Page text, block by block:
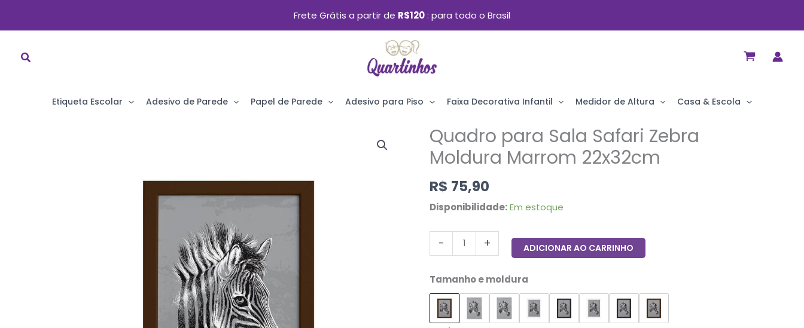
Ir
Frete Grátis a partir de R$120 para todo o Brasil
Etiqueta Escolar Adesivo de Parede Papel de Parede Adesivo para Piso Faixa Decorativa Infantil Medidor de Altura Casa & Escola
Quadro para Sala Safari Zebra
Moldura Marrom 22x32cm
R$ 75,90
Disponibilidade: Em estoque
-
Quadro
para
Safari
Zebra
Marrom
22x32cm
quantidade
+ ADICIONAR AO CARRINHO
Tamanho e moldura